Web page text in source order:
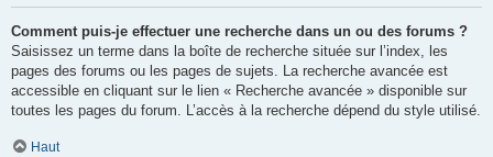
Comment puis-je effectuer une recherche dans un ou des forums ?
Saisissez un terme dans la boîte de recherche située sur l’index, les
pages des forums ou les pages de sujets. La recherche avancée est
accessible en cliquant sur le lien « Recherche avancée » disponible sur
toutes les pages du forum. L’accès à la recherche dépend du style utilisé.
Haut